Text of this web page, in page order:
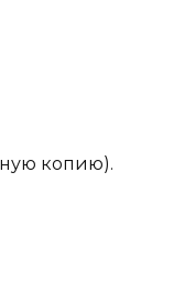
копию).